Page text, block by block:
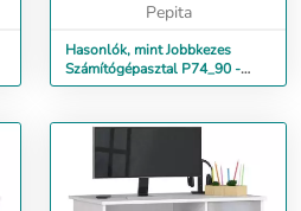
Pepita
Hasonlók, mint Jobbkezes
Számítógépasztal P74_90 -
fehér-cappuccino fényes